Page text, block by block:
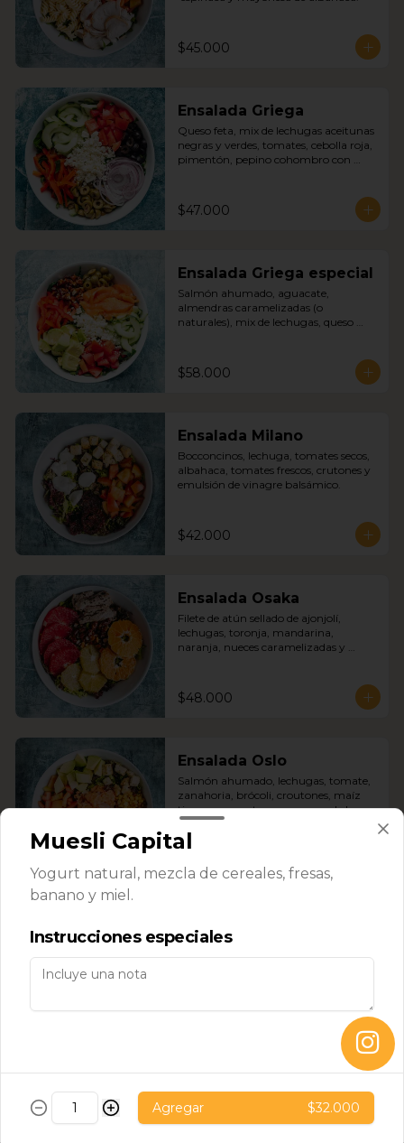
$45.000
Ensalada Griega
Queso feta, mix de lechugas aceitunas
negras y verdes, tomates, cebolla roja,
pimentón, pepino cohombro con
$47.000
Ensalada Griega especial
Salmón ahumado, aguacate,
almendras caramelizadas (o
naturales), mix de lechugas, queso
nuestra deliciosa salsa griega.
$58.000
Ensalada Milano
Bocconcinos, lechuga, tomates secos,
albahaca, tomates frescos, crutones y
emulsión de vinagre balsámico.
$42.000
Ensalada Osaka
Filete de atún sellado de ajonjolí,
lechugas, toronja, mandarina,
naranja, nueces caramelizadas y
$48.000
Ensalada Oslo
Salmón ahumado, lechugas, tomate,
zanahoria, brócoli, croutones, maíz
tierno, aguacate y mayonesa de la
casa.
Pollo, lechugas, tomates, raíces chinas,
manzana verde, croutones, aceitunas
Pollo, lechuga, mango, manzana
verde, nueces caramelizadas, ajonjolí y
Muesli Capital
Yogurt natural, mezcla de cereales, fresas,
banano y miel.
Instrucciones especiales
Agregar $32.000